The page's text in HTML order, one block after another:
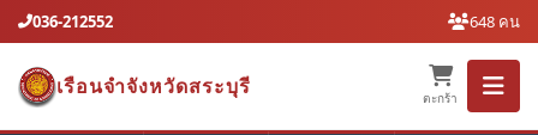
036-212552 648 คน
เรือนจำจังหวัดสระบุรี
ตะกร้า